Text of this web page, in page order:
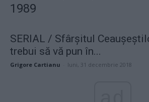
1989
SERIAL / Sfârşitul
trebui să vă pun în...
Grigore Cartianu luni, 31 decembrie 2018